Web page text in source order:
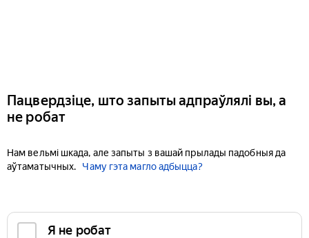
Пацвердзіце, што запыты адпраўлялі вы, а
не робат
Нам вельмі шкада, але запыты з вашай прылады падобныя да
аўтаматычных.
Чаму гэта магло адбыцца?
Я не робат